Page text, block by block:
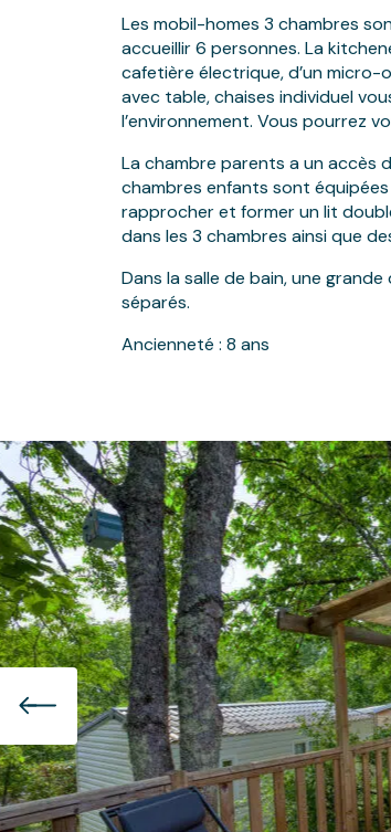
Les mobil-homes 3 chambres
accueillir 6 personnes. La
cafetière électrique, d’un micro-
avec table, chaises individuel
l’environnement. Vous pourrez
La chambre parents a un accès
chambres enfants sont
rapprocher et former un lit
dans les 3 chambres ainsi que
Dans la salle de bain, une
séparés.
Ancienneté : 8 ans